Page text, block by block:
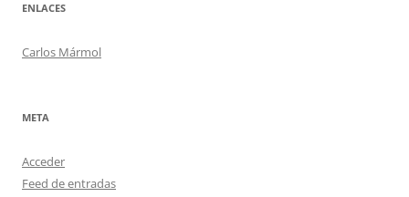
ENLACES
Carlos Mármol
META
Acceder
Feed de entradas